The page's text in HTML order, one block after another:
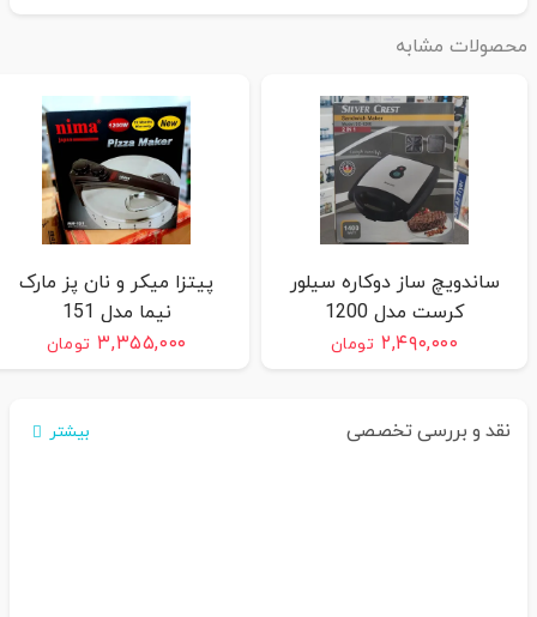
مشابه
ساندویچ ساز دوکاره سیلور
کرست مدل 1200
۲,۴۹۰,۰۰۰ تومان
پیتزا میکر و نان پز مارک
نیما مدل 151
۳,۳۵۵,۰۰۰ تومان
نقد و بررسی تخصصی بیشتر